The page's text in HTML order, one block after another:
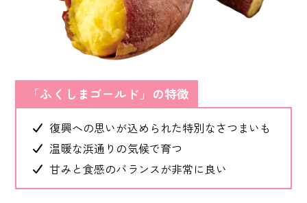
「ふくしまゴールド」の特徴
復興への思いが込められた特別なさつまいも
温暖な浜通りの気候で育つ
甘みと食感のバランスが非常に良い